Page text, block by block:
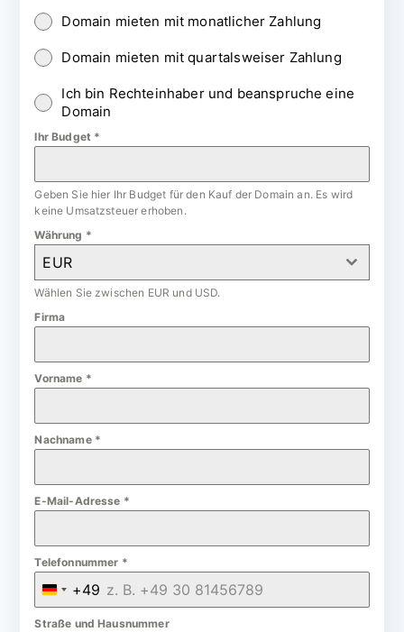
Domain mieten mit monatlicher Zahlung
Domain mieten mit quartalsweiser Zahlung
Ich bin Rechteinhaber und beanspruche eine
Domain
Ihr Budget *
Geben Sie hier Ihr Budget für den Kauf der Domain an. Es wird
keine Umsatzsteuer erhoben.
Währung *
EUR
Wählen Sie zwischen EUR und USD.
Firma
Vorname *
Nachname *
E-Mail-Adresse *
Telefonnummer *
G
e
+49
Straße und Hausnummer